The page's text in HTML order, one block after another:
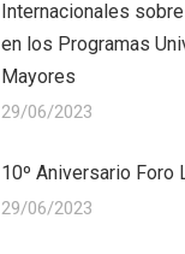
Internacionales
en los Programas
Mayores
29/06/2023
10º Aniversario Foro
29/06/2023